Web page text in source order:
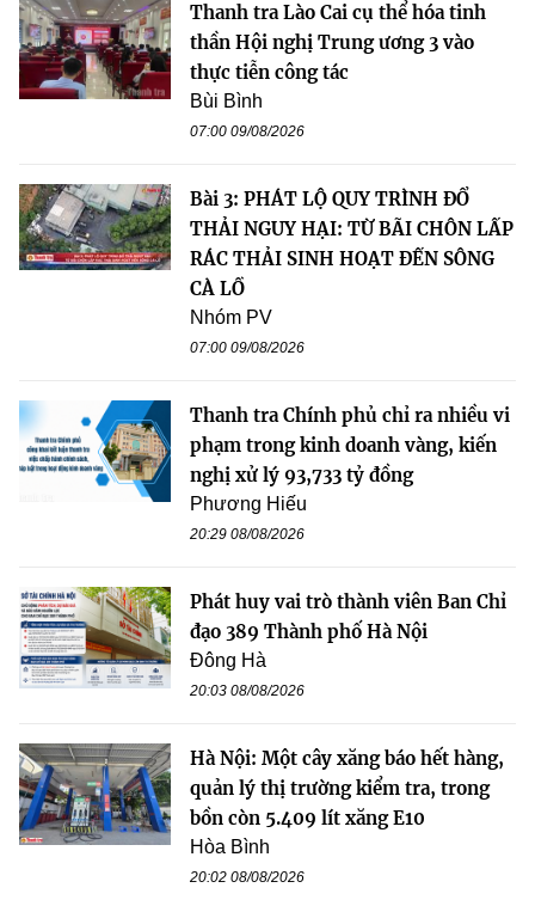
Thanh tra Lào Cai cụ thể hóa tinh
thần Hội nghị Trung ương 3 vào
thực tiễn công tác
Bùi Bình
07:00 09/08/2026
Bài 3: PHÁT LỘ QUY TRÌNH ĐỔ
THẢI NGUY HẠI: TỪ BÃI CHÔN LẤP
RÁC THẢI SINH HOẠT ĐẾN SÔNG
CÀ LỒ
Nhóm PV
07:00 09/08/2026
Thanh tra Chính phủ chỉ ra nhiều vi
phạm trong kinh doanh vàng, kiến
nghị xử lý 93,733 tỷ đồng
Phương Hiếu
20:29 08/08/2026
Phát huy vai trò thành viên Ban Chỉ
đạo 389 Thành phố Hà Nội
Đông Hà
20:03 08/08/2026
Hà Nội: Một cây xăng báo hết hàng,
quản lý thị trường kiểm tra, trong
bồn còn 5.409 lít xăng E10
Hòa Bình
20:02 08/08/2026